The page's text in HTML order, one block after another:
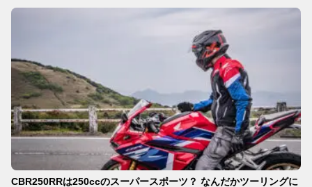
CBR250RRは250ccのスーパースポーツ？ なんだかツーリングに